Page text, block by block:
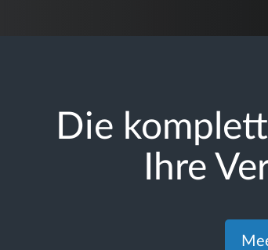
Die
Ihre